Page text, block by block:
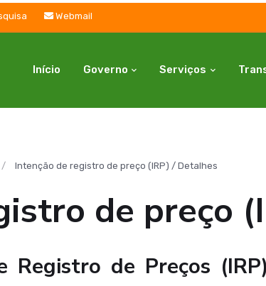
Webmail
Início Governo Serviços
Intenção de registro de preço (IRP) / Detalhes
de preço
de Preços